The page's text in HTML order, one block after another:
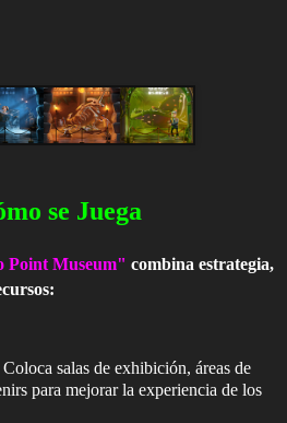
se Juega
Point Museum" combina estrategia,
Coloca salas de exhibición, áreas de
para mejorar la experiencia de los